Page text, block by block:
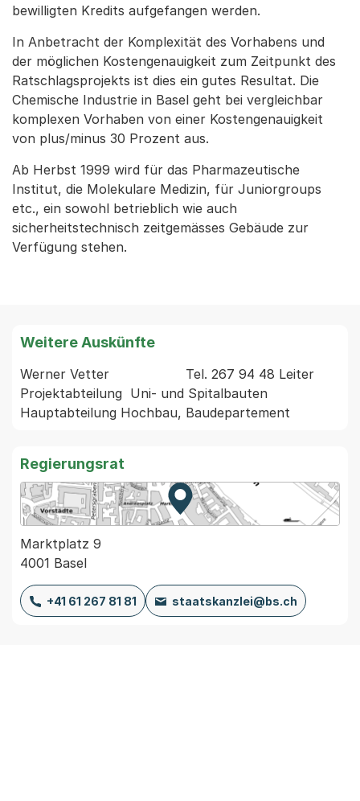
bewilligten Kredits aufgefangen werden.
In Anbetracht der Komplexität des Vorhabens und
der möglichen Kostengenauigkeit zum Zeitpunkt des
Ratschlagsprojekts ist dies ein gutes Resultat. Die
Chemische Industrie in Basel geht bei vergleichbar
komplexen Vorhaben von einer Kostengenauigkeit
von plus/minus 30 Prozent aus.
Ab Herbst 1999 wird für das Pharmazeutische
Institut, die Molekulare Medizin, für Juniorgroups
etc., ein sowohl betrieblich wie auch
sicherheitstechnisch zeitgemässes Gebäude zur
Verfügung stehen.
Weitere Auskünfte
Werner Vetter                   Tel. 267 94 48 Leiter
Projektabteilung  Uni- und Spitalbauten
Regierungsrat
Zur Karte von MapBS.
Externer Link, wird in einem
Marktplatz 9
4001 Basel
+41 61 267 81 81 staatskanzlei@bs.ch